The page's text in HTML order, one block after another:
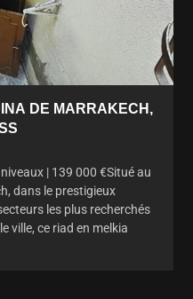
DE MARRAKECH,
| 139 000 €Situé au
dans le prestigieux
les plus recherchés
ville, ce riad en melkia